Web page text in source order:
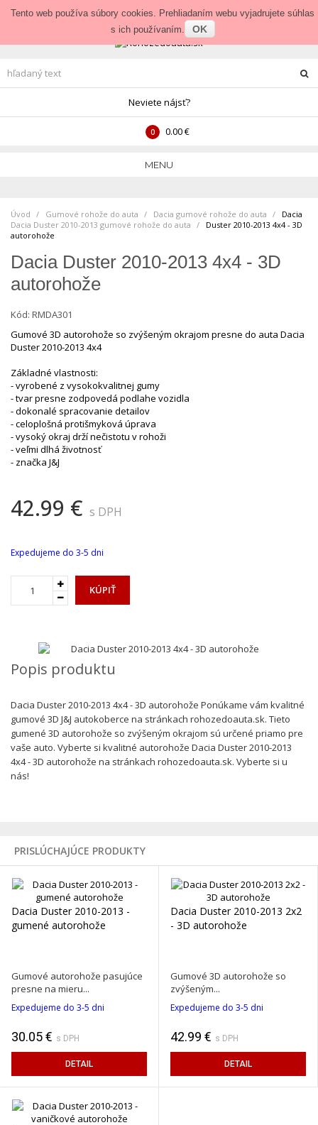
Prihlásenie • Veľkoobchod
Neviete nájsť?
0 0.00 €
MENU
Úvod Gumové rohože do auta Dacia gumové rohože do auta
Dacia Duster 2010-2013 gumové rohože do auta
Dacia
Duster 2010-2013 4x4 - 3D
autorohože
Dacia Duster 2010-2013 4x4 - 3D
autorohože
Kód: RMDA301
Gumové 3D autorohože so zvýšeným okrajom presne do auta Dacia
Duster 2010-2013 4x4
Základné vlastnosti:
- vyrobené z vysokokvalitnej gumy
- tvar presne zodpovedá podlahe vozidla
- dokonalé spracovanie detailov
- celoplošná protišmyková úprava
- vysoký okraj drží nečistotu v rohoži
- veľmi dlhá životnosť
- značka J&J
42.99 € s DPH
Expedujeme do 3-5 dni
KÚPIŤ
Popis produktu
Dacia Duster 2010-2013 4x4 - 3D autorohože Ponúkame vám kvalitné
gumové 3D J&J autokoberce na stránkach rohozedoauta.sk. Tieto
gumené 3D autorohože so zvýšeným okrajom sú určené priamo pre
vaše auto. Vyberte si kvalitné autorohože Dacia Duster 2010-2013
4x4 - 3D autorohože na stránkach rohozedoauta.sk. Vyberte si u
nás!
PRISLÚCHAJÚCE PRODUKTY
Dacia Duster 2010-2013 -
gumené autorohože
Gumové autorohože pasujúce
presne na mieru...
Expedujeme do 3-5 dni
30.05 € s DPH
DETAIL
Dacia Duster 2010-2013 2x2
- 3D autorohože
Gumové 3D autorohože so
zvýšeným...
Expedujeme do 3-5 dni
42.99 € s DPH
DETAIL
Tento web používa súbory cookies. Prehliadaním webu vyjadrujete súhlas
s ich používaním.
OK